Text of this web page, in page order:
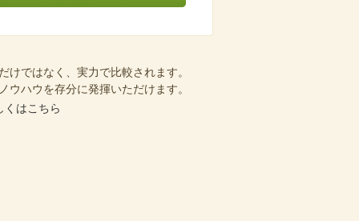
けではなく、実力で比較されます。
ウハウを存分に発揮いただけます。
くはこちら